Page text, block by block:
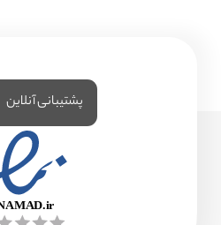
پشتیبانی آنلاین